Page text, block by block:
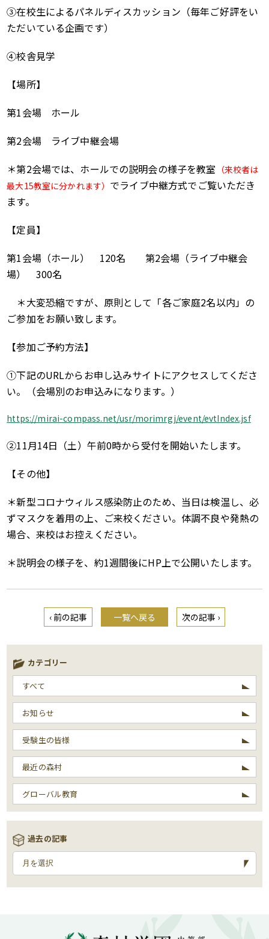
③在校生によるパネルディスカッション（毎年ご好評をい
ただいている企画です）
④校舎見学
【場所】
第1会場 ホール
第2会場 ライブ中継会場
＊第2会場では、ホールでの説明会の様子を教室 （来校者は
最大15教室に分かれます） でライブ中継方式でご覧いただき
ます。
【定員】
第1会場（ホール） 120名 第2会場（ライブ中継会
場） 300名
＊大変恐縮ですが、原則として「各ご家庭2名以内」の
ご参加をお願い致します。
【参加ご予約方法】
①下記のURLからお申し込みサイトにアクセスしてくださ
い。（会場別のお申込みになります。）
https://mirai-compass.net/usr/morimrgj/event/evtIndex.jsf
②11月14日（土）午前0時から受付を開始いたします。
【その他】
＊新型コロナウィルス感染防止のため、当日は検温し、必
ずマスクを着用の上、ご来校ください。体調不良や発熱の
場合、来校はお控えください。
＊説明会の様子を、約1週間後にHP上で公開いたします。
‹ 前の記事 一覧へ戻る 次の記事 ›
カテゴリー
すべて
お知らせ
受験生の皆様
最近の森村
グローバル教育
過去の記事